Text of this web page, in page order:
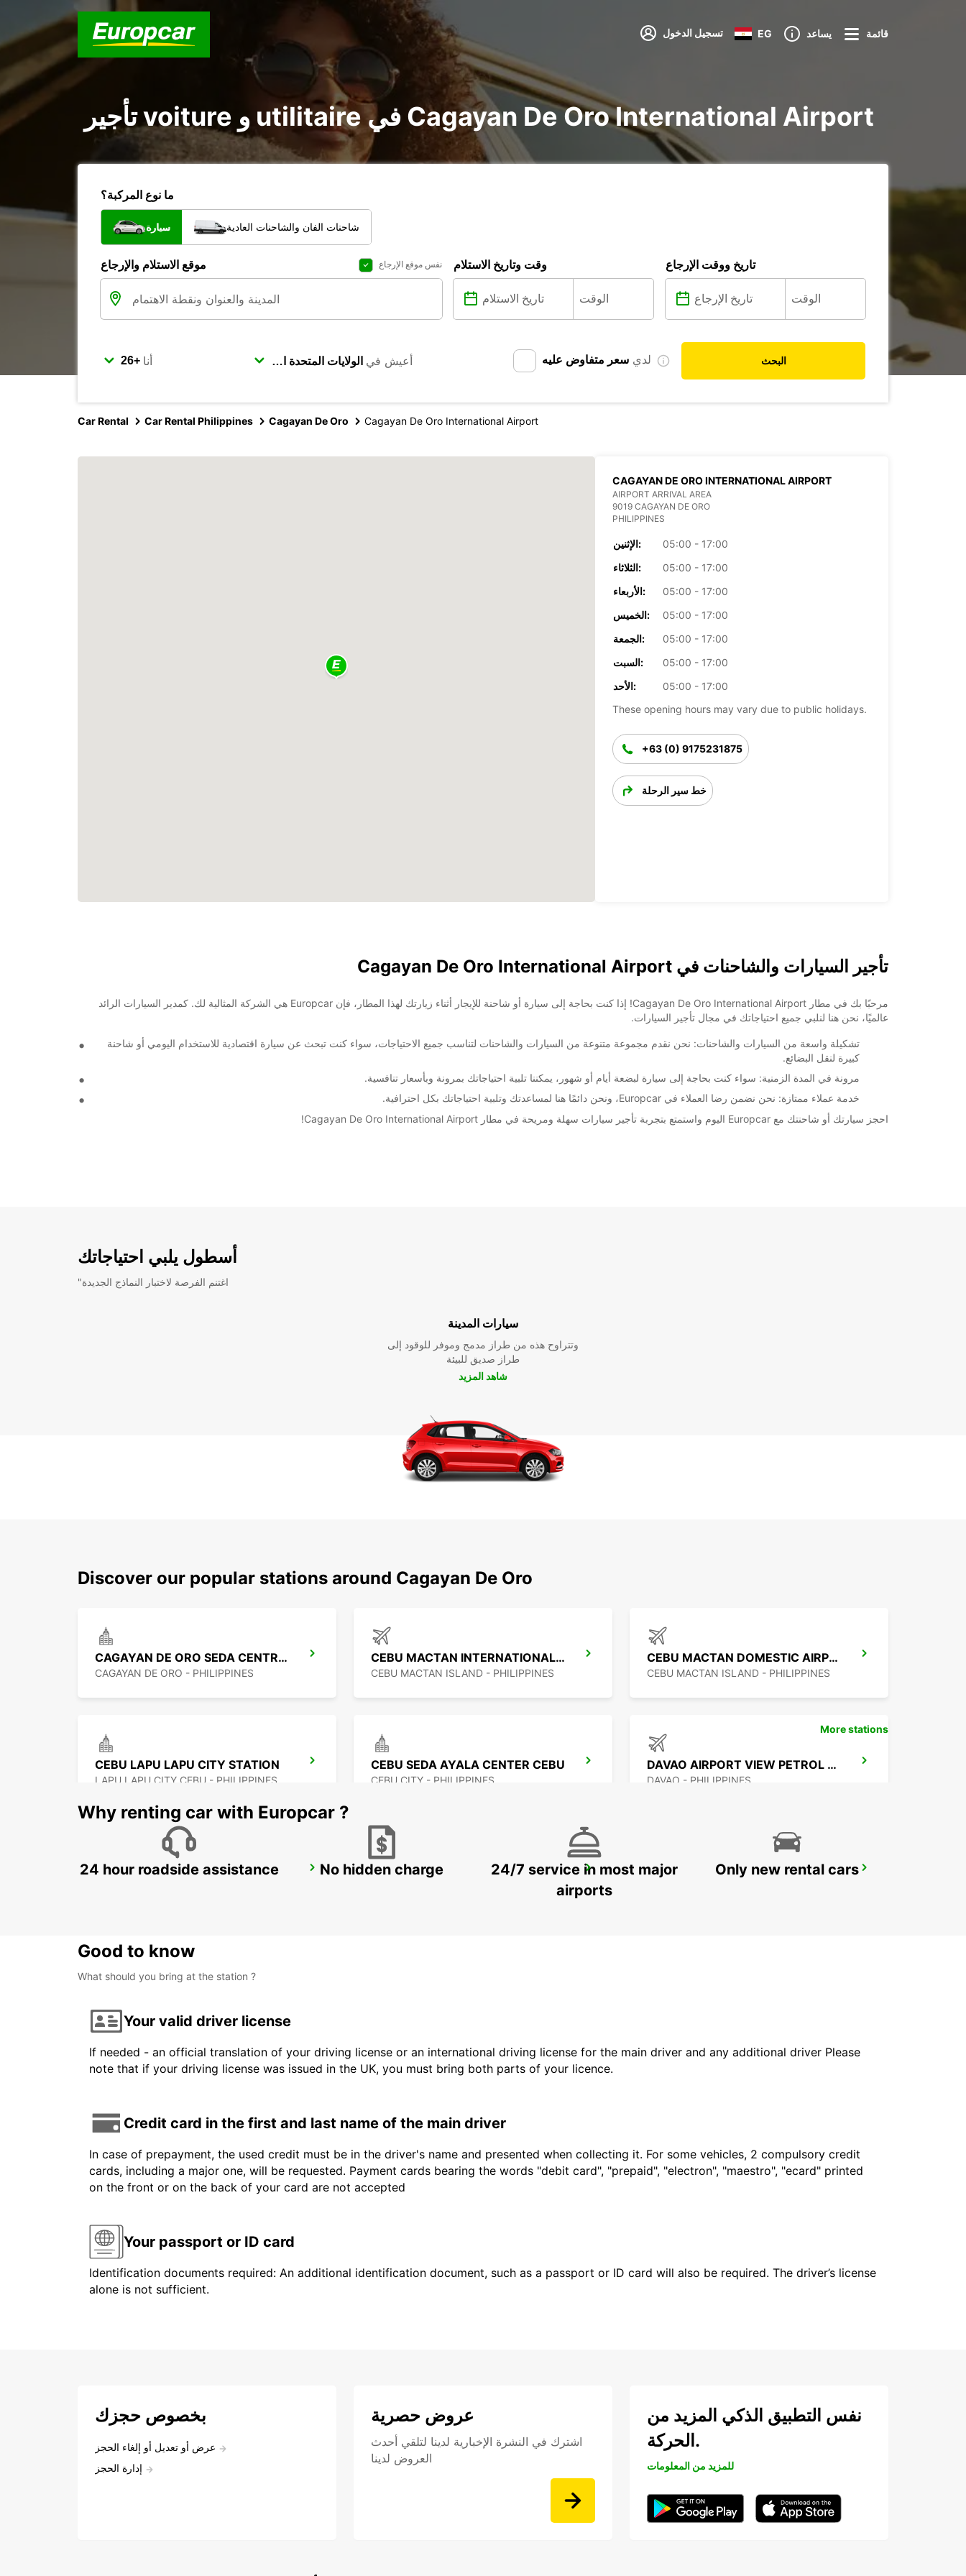
تسجيل الدخول EG يساعد قائمة
تأجير voiture و utilitaire في Cagayan De Oro International Airport
ما نوع المركبة؟
سيارة شاحنات الفان والشاحنات العادية
موقع الاستلام والإرجاع نفس موقع الإرجاع وقت وتاريخ الاستلام تاريخ ووقت الإرجاع
أنا أعيش في لدي سعر متفاوض عليه البحث
Car Rental Car Rental Philippines Cagayan De Oro Cagayan De Oro International Airport
CAGAYAN DE ORO INTERNATIONAL AIRPORT
AIRPORT ARRIVAL AREA
9019 CAGAYAN DE ORO
PHILIPPINES
الإثنين:
05:00 - 17:00
الثلاثاء:
05:00 - 17:00
الأربعاء:
05:00 - 17:00
الخميس:
05:00 - 17:00
الجمعة:
05:00 - 17:00
السبت:
05:00 - 17:00
الأحد:
05:00 - 17:00
These opening hours may vary due to public holidays.
+63 (0) 9175231875
خط سير الرحلة
تأجير السيارات والشاحنات في Cagayan De Oro International Airport
مرحبًا بك في مطار Cagayan De Oro International Airport! إذا كنت بحاجة إلى سيارة أو شاحنة للإيجار أثناء زيارتك لهذا المطار، فإن Europcar هي الشركة المثالية لك. كمدير السيارات الرائد
عالميًا، نحن هنا لنلبي جميع احتياجاتك في مجال تأجير السيارات.
تشكيلة واسعة من السيارات والشاحنات: نحن نقدم مجموعة متنوعة من السيارات والشاحنات لتناسب جميع الاحتياجات، سواء كنت تبحث عن سيارة اقتصادية للاستخدام اليومي أو شاحنة
كبيرة لنقل البضائع.
مرونة في المدة الزمنية: سواء كنت بحاجة إلى سيارة لبضعة أيام أو شهور، يمكننا تلبية احتياجاتك بمرونة وبأسعار تنافسية.
خدمة عملاء ممتازة: نحن نضمن رضا العملاء في Europcar، ونحن دائمًا هنا لمساعدتك وتلبية احتياجاتك بكل احترافية.
احجز سيارتك أو شاحنتك مع Europcar اليوم واستمتع بتجربة تأجير سيارات سهلة ومريحة في مطار Cagayan De Oro International Airport!
أسطول يلبي احتياجاتك
"اغتنم الفرصة لاختبار النماذج الجديدة
سيارات المدينة
وتتراوح هذه من طراز مدمج وموفر للوقود إلى
طراز صديق للبيئة
شاهد المزيد
Discover our popular stations around Cagayan De Oro
CAGAYAN DE ORO SEDA CENTRIO HOTEL
CAGAYAN DE ORO - PHILIPPINES
CEBU MACTAN INTERNATIONAL AIRPORT
CEBU MACTAN ISLAND - PHILIPPINES
CEBU MACTAN DOMESTIC AIRPORT
CEBU MACTAN ISLAND - PHILIPPINES
CEBU LAPU LAPU CITY STATION
LAPU LAPU CITY CEBU - PHILIPPINES
CEBU SEDA AYALA CENTER CEBU
CEBU CITY - PHILIPPINES
DAVAO AIRPORT VIEW PETROL STATION
DAVAO - PHILIPPINES
DAVAO INTERNATIONAL AIRPORT DAVAO SEDA ABREEZA HOTEL MANILA NINOY AQUINO INTERNATIONAL AIRPORT T2
More stations
Why renting car with Europcar ?
24 hour roadside assistance No hidden charge
24/7 service in most major
airports
Only new rental cars
Good to know
What should you bring at the station ?
Your valid driver license
If needed - an official translation of your driving license or an international driving license for the main driver and any additional driver Please
note that if your driving license was issued in the UK, you must bring both parts of your licence.
Credit card in the first and last name of the main driver
In case of prepayment, the used credit must be in the driver's name and presented when collecting it. For some vehicles, 2 compulsory credit
cards, including a major one, will be requested. Payment cards bearing the words "debit card", "prepaid", "electron", "maestro", "ecard" printed
on the front or on the back of your card are not accepted
Your passport or ID card
Identification documents required: An additional identification document, such as a passport or ID card will also be required. The driver’s license
alone is not sufficient.
بخصوص حجزك
عرض أو تعديل أو إلغاء الحجز
إدارة الحجز
عروض حصرية
اشترك في النشرة الإخبارية لدينا لتلقي أحدث
العروض لدينا
نفس التطبيق الذكي المزيد من
الحركة.
للمزيد من المعلومات